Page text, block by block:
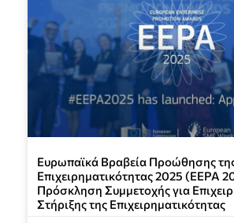
Ευρωπαϊκά Βραβεία Προώθησης
Επιχειρηματικότητας 2025 (EEPA
Πρόσκληση Συμμετοχής για
Στήριξης της Επιχειρηματικότητας